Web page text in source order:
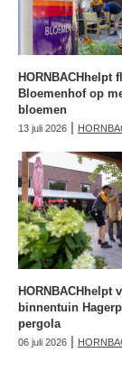
HORNBACHhelpt
Bloemenhof op
bloemen
13 juli 2026 |
HORNBACHhelpt
binnentuin
pergola
06 juli 2026 |